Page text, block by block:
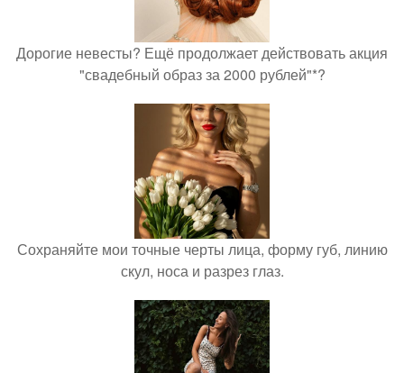
Дорогие невесты? Ещё продолжает действовать акция
"свадебный образ за 2000 рублей"*?
Сохраняйте мои точные черты лица, форму губ, линию
скул, носа и разрез глаз.